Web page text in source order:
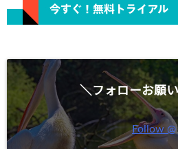
＼フォローお願
Follow @